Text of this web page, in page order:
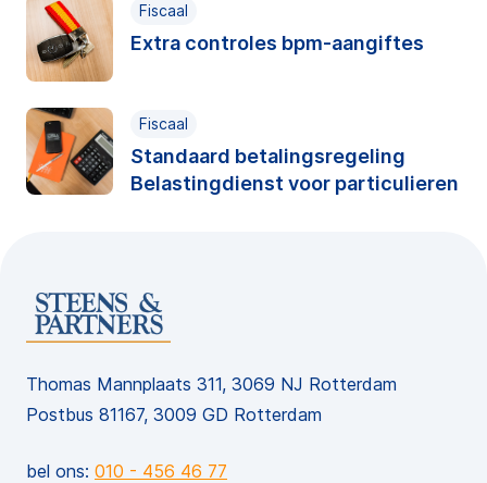
Fiscaal
Extra controles bpm-aangiftes
Fiscaal
Standaard betalingsregeling
Belastingdienst voor particulieren
Thomas Mannplaats 311, 3069 NJ Rotterdam
Postbus 81167, 3009 GD Rotterdam
bel ons: 010 - 456 46 77